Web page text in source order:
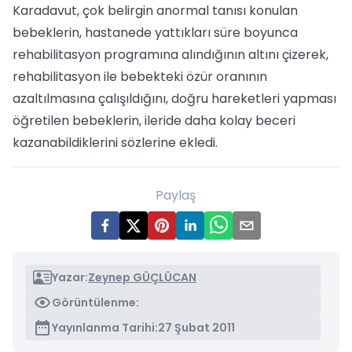
Karadavut, çok belirgin anormal tanısı konulan
bebeklerin, hastanede yattıkları süre boyunca
rehabilitasyon programına alındığının altını çizerek,
rehabilitasyon ile bebekteki özür oranının
azaltılmasına çalışıldığını, doğru hareketleri yapması
öğretilen bebeklerin, ileride daha kolay beceri
kazanabildiklerini sözlerine ekledi.
Paylaş
Yazar:Zeynep GÜÇLÜCAN
Görüntülenme:
Yayınlanma Tarihi:27 Şubat 2011